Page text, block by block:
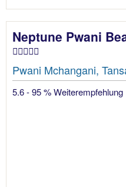
Neptune Pwani
Pwani Mchangani,
5.6 - 95 % Weiterempfehlung